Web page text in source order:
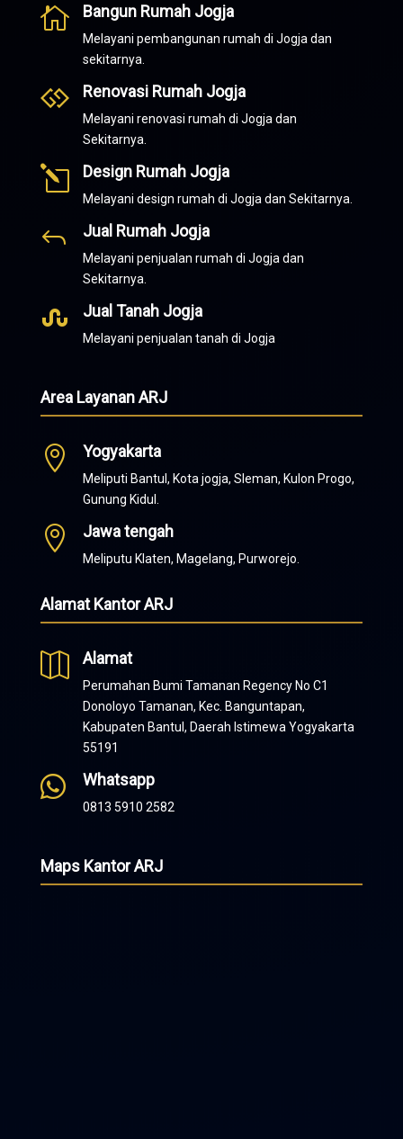
 Bangun Rumah Jogja
Melayani pembangunan rumah di Jogja dan
sekitarnya.
 Renovasi Rumah Jogja
Melayani renovasi rumah di Jogja dan
Sekitarnya.
l Design Rumah Jogja
Melayani design rumah di Jogja dan Sekitarnya.
J Jual Rumah Jogja
Melayani penjualan rumah di Jogja dan
Sekitarnya.
 Jual Tanah Jogja
Melayani penjualan tanah di Jogja
Area Layanan ARJ
 Yogyakarta
Meliputi Bantul, Kota jogja, Sleman, Kulon Progo,
Gunung Kidul.
 Jawa tengah
Meliputu Klaten, Magelang, Purworejo.
Alamat Kantor ARJ
 Alamat
Perumahan Bumi Tamanan Regency No C1
Donoloyo Tamanan, Kec. Banguntapan,
Kabupaten Bantul, Daerah Istimewa Yogyakarta
55191
 Whatsapp
0813 5910 2582
Maps Kantor ARJ